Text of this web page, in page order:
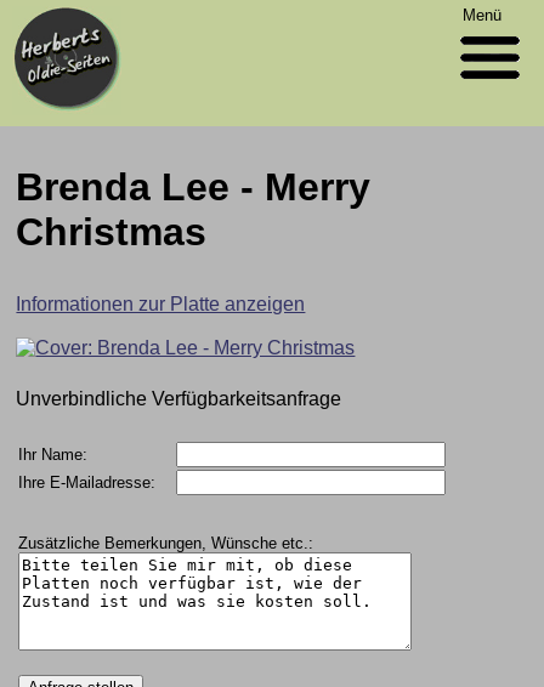
Menü
Brenda Lee - Merry
Christmas
Informationen zur Platte anzeigen
Unverbindliche Verfügbarkeitsanfrage
Ihr Name:
Ihre E-Mailadresse:
Zusätzliche Bemerkungen, Wünsche etc.: